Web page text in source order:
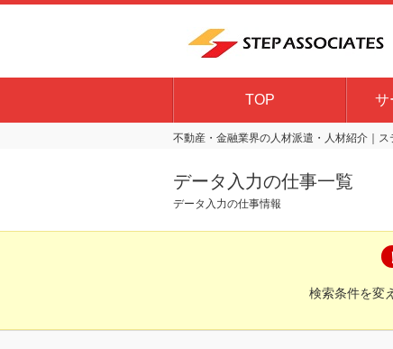
TOP サ
不動産・金融業界の人材派遣・人材紹介｜
データ入力の仕事一覧
データ入力の仕事情報
検索条件を変